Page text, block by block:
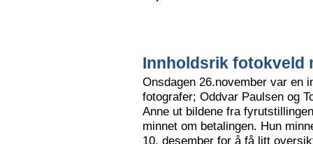
Innholdsrik fotokveld
Onsdagen 26.november var en
fotografer; Oddvar Paulsen og
Anne ut bildene fra
minnet om betalingen. Hun
10. desember for å få litt